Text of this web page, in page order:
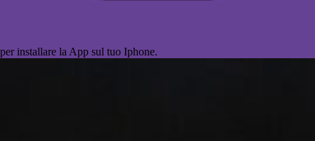
per installare la App sul tuo Iphone.